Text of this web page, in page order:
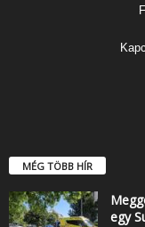
MÉG TÖBB HÍR
egy